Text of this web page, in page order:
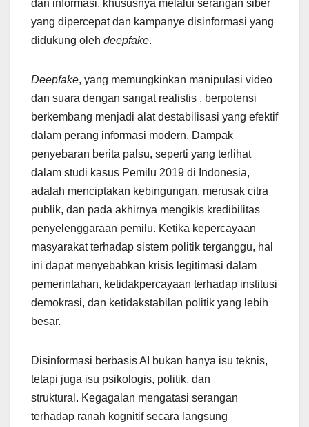
dan informasi, khususnya melalui serangan siber
yang dipercepat dan kampanye disinformasi yang
didukung oleh deepfake.
Deepfake, yang memungkinkan manipulasi video
dan suara dengan sangat realistis , berpotensi
berkembang menjadi alat destabilisasi yang efektif
dalam perang informasi modern. Dampak
penyebaran berita palsu, seperti yang terlihat
dalam studi kasus Pemilu 2019 di Indonesia,
adalah menciptakan kebingungan, merusak citra
publik, dan pada akhirnya mengikis kredibilitas
penyelenggaraan pemilu. Ketika kepercayaan
masyarakat terhadap sistem politik terganggu, hal
ini dapat menyebabkan krisis legitimasi dalam
pemerintahan, ketidakpercayaan terhadap institusi
demokrasi, dan ketidakstabilan politik yang lebih
besar.
Disinformasi berbasis AI bukan hanya isu teknis,
tetapi juga isu psikologis, politik, dan
struktural. Kegagalan mengatasi serangan
terhadap ranah kognitif secara langsung